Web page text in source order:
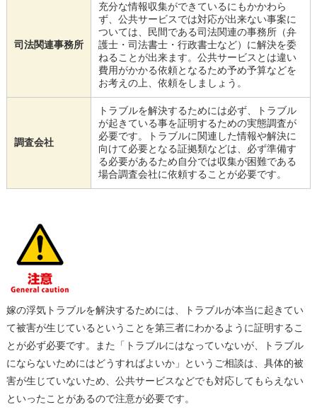
司法関連事務所
充分な情報収集ができているにもかかわら
ず、公共サービスでは対応が出来ない事案に
ついては、民間である司法関連の事務所（弁
護士・司法書士・行政書士など）に解決を委
ねることが出来ます。公共サービスとは違い
費用がかかる依頼となるため予め予算などを
お考えの上、依頼をしましょう。
調査会社
トラブルを解決するためには必ず、トラブル
が起きている事を証明するための実態調査が
必要です。トラブルに関連した情報や解決に
向けて必要となる証拠類などは、必ず準備す
る必要があるため自分では収集が困難である
場合調査会社に依頼することが必要です。
嫁の浮気トラブルを解決するためには、トラブルが本当に起きてい
て被害が生じているということを第三者にわかるように証明するこ
とが必ず必要です。また「トラブルにはなっていないが、トラブル
にならないためにはどうすればよいか」というご相談は、具体的被
害が生じていないため、公共サービスなどでも対応してもらえない
といったことがあるので注意が必要です。